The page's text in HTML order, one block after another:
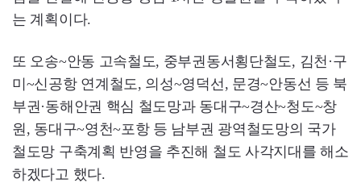
는 계획이다.
또 오송~안동 고속철도, 중부권동서횡단철도, 김천·구
미~신공항 연계철도, 의성~영덕선, 문경~안동선 등 북
부권·동해안권 핵심 철도망과 동대구~경산~청도~창
원, 동대구~영천~포항 등 남부권 광역철도망의 국가
철도망 구축계획 반영을 추진해 철도 사각지대를 해소
하겠다고 했다.